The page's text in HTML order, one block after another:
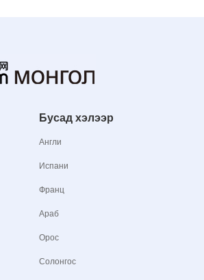
Бусад хэлээр
Англи
Испани
Франц
Араб
Орос
Солонгос